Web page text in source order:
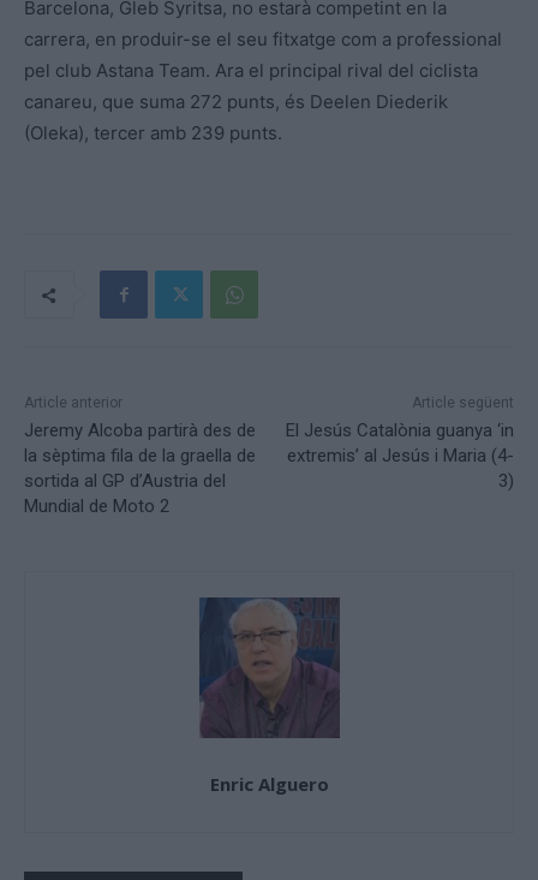
Barcelona, Gleb Syritsa, no estarà competint en la
carrera, en produir-se el seu fitxatge com a professional
pel club Astana Team. Ara el principal rival del ciclista
canareu, que suma 272 punts, és Deelen Diederik
(Oleka), tercer amb 239 punts.
Article anterior
Jeremy Alcoba partirà des de
la sèptima fila de la graella de
sortida al GP d’Austria del
Mundial de Moto 2
Article següent
El Jesús Catalònia guanya ‘in
extremis’ al Jesús i Maria (4-
3)
Enric Alguero